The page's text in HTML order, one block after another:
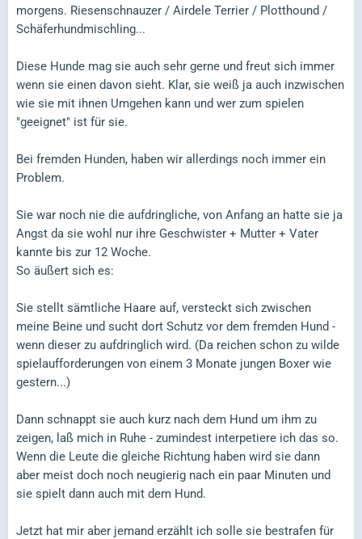
morgens. Riesenschnauzer / Airdele Terrier / Plotthound /
Schäferhundmischling...
Diese Hunde mag sie auch sehr gerne und freut sich immer
wenn sie einen davon sieht. Klar, sie weiß ja auch inzwischen
wie sie mit ihnen Umgehen kann und wer zum spielen
"geeignet" ist für sie.
Bei fremden Hunden, haben wir allerdings noch immer ein
Problem.
Sie war noch nie die aufdringliche, von Anfang an hatte sie ja
Angst da sie wohl nur ihre Geschwister + Mutter + Vater
kannte bis zur 12 Woche.
So äußert sich es:
Sie stellt sämtliche Haare auf, versteckt sich zwischen
meine Beine und sucht dort Schutz vor dem fremden Hund -
wenn dieser zu aufdringlich wird. (Da reichen schon zu wilde
spielaufforderungen von einem 3 Monate jungen Boxer wie
gestern...)
Dann schnappt sie auch kurz nach dem Hund um ihm zu
zeigen, laß mich in Ruhe - zumindest interpetiere ich das so.
Wenn die Leute die gleiche Richtung haben wird sie dann
aber meist doch noch neugierig nach ein paar Minuten und
sie spielt dann auch mit dem Hund.
Jetzt hat mir aber jemand erzählt ich solle sie bestrafen für